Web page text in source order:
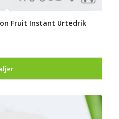
Fruit Instant Urtedrik